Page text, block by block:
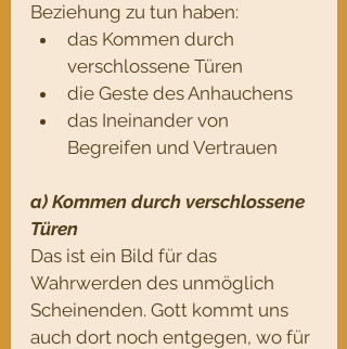
Beziehung zu tun haben:
das Kommen durch
verschlossene Türen
die Geste des Anhauchens
das Ineinander von
Begreifen und Vertrauen
a) Kommen durch verschlossene
Türen
Das ist ein Bild für das
Wahrwerden des unmöglich
Scheinenden. Gott kommt uns
auch dort noch entgegen, wo für